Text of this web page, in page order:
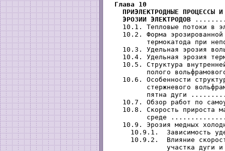
Глава 10
ПРИЭЛЕКТРОДНЫЕ ПРОЦЕССЫ
   ЭРОЗИИ ЭЛЕКТРОДОВ
10.1. Тепловые потоки в
10.2. Форма
термокатода при
10.3. Удельная эрозия
10.4. Удельная эрозия
10.5. Структура
полого
10.6. Особенности
стержневого
пятна дуги
10.7. Обзор работ по
10.8. Скорость прироста
среде
10.9. Эрозия медных
10.9.1.  Зависимость
10.9.2.  Влияние
участка дуги